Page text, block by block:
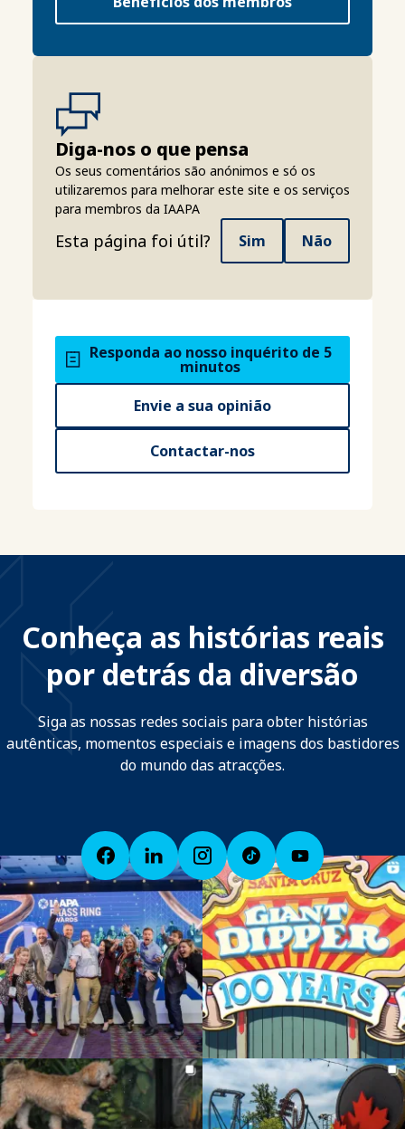
Diga-nos o que pensa
Os seus comentários são anónimos e só os
utilizaremos para melhorar este site e os serviços
para membros da IAAPA
Esta página foi útil? Sim Não
Responda ao nosso inquérito de 5
minutos
Envie a sua opinião
Contactar-nos
Conheça as histórias reais
por detrás da diversão
Siga as nossas redes sociais para obter histórias
autênticas, momentos especiais e imagens dos bastidores
do mundo das atracções.